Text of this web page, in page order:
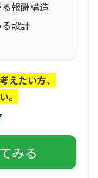
報酬構造
設計
えたい方、
。
みる